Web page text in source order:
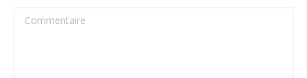
Commentaire